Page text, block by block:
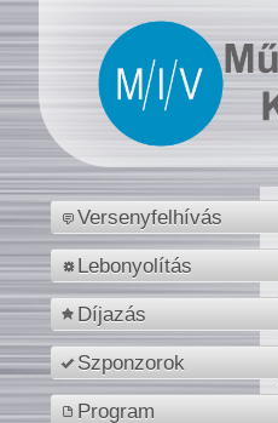
Versenyfelhívás
Lebonyolítás
Díjazás
Szponzorok
Program